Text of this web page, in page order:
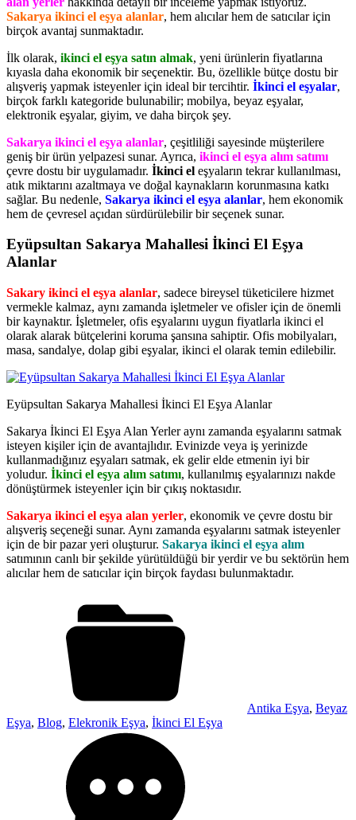
Sakarya ikinci el eşya alanlar, hem alıcılar hem de satıcılar için
birçok avantaj sunmaktadır.
İlk olarak, ikinci el eşya satın almak, yeni ürünlerin fiyatlarına
kıyasla daha ekonomik bir seçenektir. Bu, özellikle bütçe dostu bir
alışveriş yapmak isteyenler için ideal bir tercihtir. İkinci el eşyalar,
birçok farklı kategoride bulunabilir; mobilya, beyaz eşyalar,
elektronik eşyalar, giyim, ve daha birçok şey.
Sakarya ikinci el eşya alanlar, çeşitliliği sayesinde müşterilere
geniş bir ürün yelpazesi sunar. Ayrıca, ikinci el eşya alım satımı
çevre dostu bir uygulamadır. İkinci el eşyaların tekrar kullanılması,
atık miktarını azaltmaya ve doğal kaynakların korunmasına katkı
sağlar. Bu nedenle, Sakarya ikinci el eşya alanlar, hem ekonomik
hem de çevresel açıdan sürdürülebilir bir seçenek sunar.
Eyüpsultan Sakarya Mahallesi İkinci El Eşya
Alanlar
Sakary ikinci el eşya alanlar, sadece bireysel tüketicilere hizmet
vermekle kalmaz, aynı zamanda işletmeler ve ofisler için de önemli
bir kaynaktır. İşletmeler, ofis eşyalarını uygun fiyatlarla ikinci el
olarak alarak bütçelerini koruma şansına sahiptir. Ofis mobilyaları,
masa, sandalye, dolap gibi eşyalar, ikinci el olarak temin edilebilir.
Eyüpsultan Sakarya Mahallesi İkinci El Eşya Alanlar
Sakarya İkinci El Eşya Alan Yerler aynı zamanda eşyalarını satmak
isteyen kişiler için de avantajlıdır. Evinizde veya iş yerinizde
kullanmadığınız eşyaları satmak, ek gelir elde etmenin iyi bir
yoludur. İkinci el eşya alım satımı, kullanılmış eşyalarınızı nakde
dönüştürmek isteyenler için bir çıkış noktasıdır.
Sakarya ikinci el eşya alan yerler, ekonomik ve çevre dostu bir
alışveriş seçeneği sunar. Aynı zamanda eşyalarını satmak isteyenler
için de bir pazar yeri oluşturur. Sakarya ikinci el eşya alım
satımının canlı bir şekilde yürütüldüğü bir yerdir ve bu sektörün hem
alıcılar hem de satıcılar için birçok faydası bulunmaktadır.
Antika Eşya, Beyaz
Eşya, Blog, Elekronik Eşya, İkinci El Eşya